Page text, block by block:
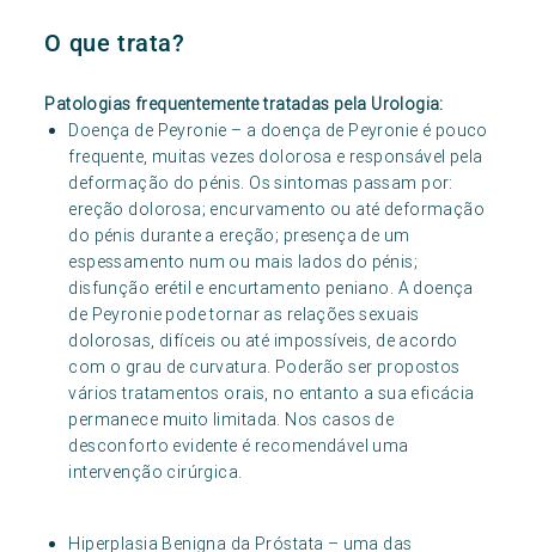
O que trata?
Patologias frequentemente tratadas pela Urologia:
Doença de Peyronie – a doença de Peyronie é pouco
frequente, muitas vezes dolorosa e responsável pela
deformação do pénis. Os sintomas passam por:
ereção dolorosa; encurvamento ou até deformação
do pénis durante a ereção; presença de um
espessamento num ou mais lados do pénis;
disfunção erétil e encurtamento peniano. A doença
de Peyronie pode tornar as relações sexuais
dolorosas, difíceis ou até impossíveis, de acordo
com o grau de curvatura. Poderão ser propostos
vários tratamentos orais, no entanto a sua eficácia
permanece muito limitada. Nos casos de
desconforto evidente é recomendável uma
intervenção cirúrgica.
Hiperplasia Benigna da Próstata – uma das